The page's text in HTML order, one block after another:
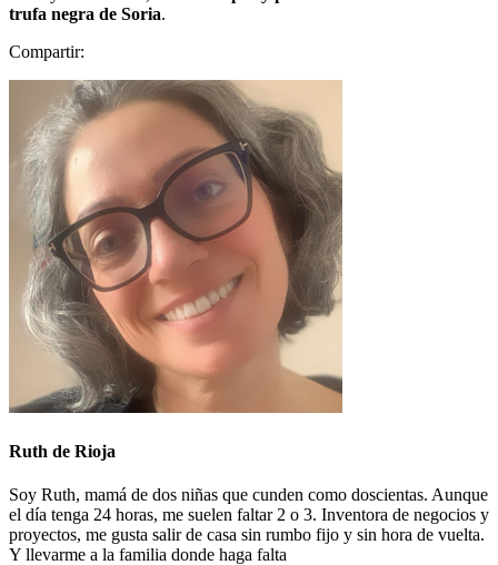
trufa negra de Soria.
Compartir:
Ruth de Rioja
Soy Ruth, mamá de dos niñas que cunden como doscientas. Aunque
el día tenga 24 horas, me suelen faltar 2 o 3. Inventora de negocios y
proyectos, me gusta salir de casa sin rumbo fijo y sin hora de vuelta.
Y llevarme a la familia donde haga falta